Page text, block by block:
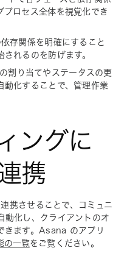
プロセス全体を視覚化でき
存関係を明確にすること
れるのを防げます。
割り当てやステータスの更
動化することで、管理作業
ングに
携
携させることで、コミュニ
動化し、クライアントのオ
きます。Asana のアプリ
の一覧をご覧ください。